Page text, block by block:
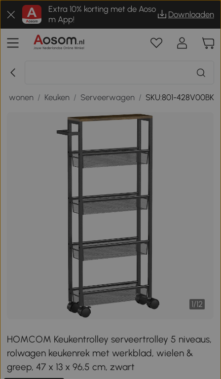
Extra 10% korting met de Aoso
m App!
Downloaden
wonen / Keuken / Serveerwagen / SKU:801-428V00BK
1/12
HOMCOM Keukentrolley serveertrolley 5 niveaus,
rolwagen keukenrek met werkblad, wielen &
greep, 47 x 13 x 96,5 cm, zwart